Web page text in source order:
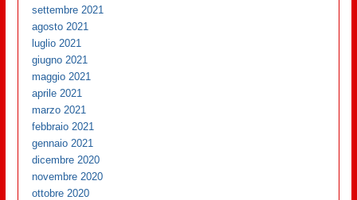
settembre 2021
agosto 2021
luglio 2021
giugno 2021
maggio 2021
aprile 2021
marzo 2021
febbraio 2021
gennaio 2021
dicembre 2020
novembre 2020
ottobre 2020